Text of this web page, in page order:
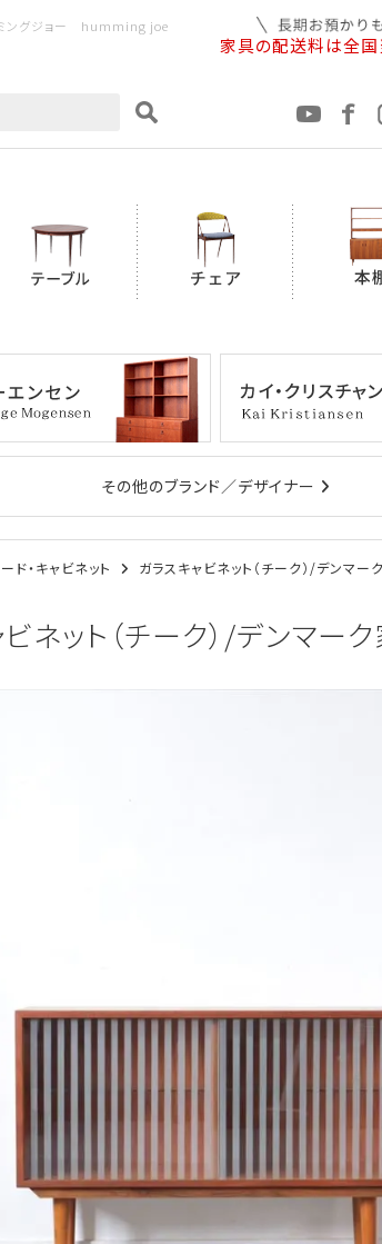
ミングジョー humming joe
家具の配送料は全国
その他のブランド／デザイナー
・キャビネット ガラスキャビネット（チーク）/デンマ
ネット（チーク）/デンマー